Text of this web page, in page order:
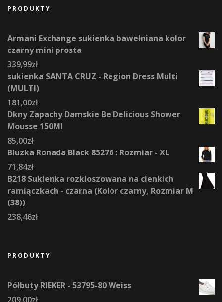
PRODUKTY
Armani Exchange sukienka bawełniana kolor
czarny mini prosta
339,99zł
sukienka SANTA CRUZ - Region Dress Multi
(MULTI)
181,00zł
Dkny Zapachy Damskie Be Delicious Shower
Mousse 150Ml
85,00zł
Bluzka Ronada Black 85276 : Rozmiar - XL
71,84zł
B218 Sukienka rozkloszowana na cienkich
ramiączkach - czarna (Kolor czarny, Rozmiar M
(38))
238,46zł
PRODUKTY
Półbuty RIEKER - 53795-80 Weiss
209,00zł